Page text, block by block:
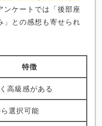
ンケートでは「後部座
」との感想も寄せられ
特徴
高級感がある
選択可能